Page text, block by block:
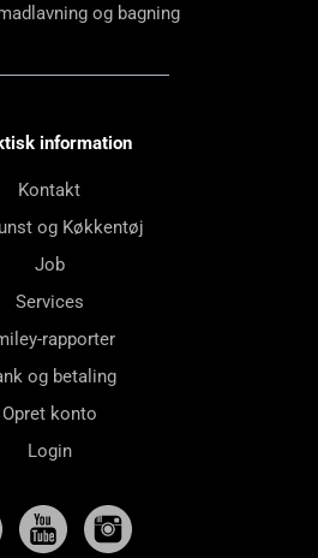
og bagning
information
Kontakt
og Køkkentøj
Job
Services
rapporter
og betaling
Opret konto
Login